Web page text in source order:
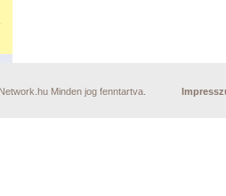
Minden jog fenntartva.